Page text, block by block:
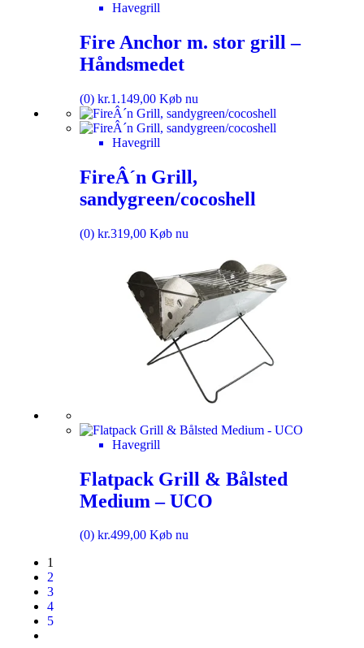
Havegrill
Fire Anchor m. stor grill –
Håndsmedet
(0) kr.1.149,00 Køb nu
Havegrill
FireÂ´n Grill,
sandygreen/cocoshell
(0) kr.319,00 Køb nu
Havegrill
Flatpack Grill & Bålsted
Medium – UCO
(0) kr.499,00 Køb nu
1
2
3
4
5